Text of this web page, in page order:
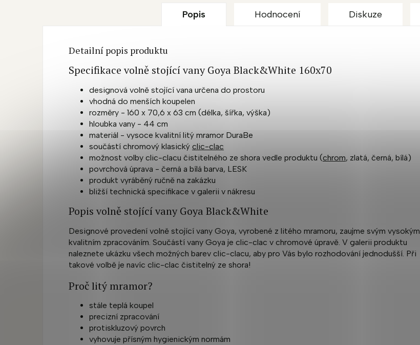
Popis Hodnocení Diskuze
Detailní popis produktu
Specifikace volně stojící vany Goya Black&White 160x70
designová volně stojící vana určena do prostoru
vhodná do menších koupelen
rozměry - 160 x 70,6 x 63 cm (délka, šířka, výška)
hloubka vany - 44 cm
materiál - vysoce kvalitní litý mramor DuraBe
součástí chromový klasický clic-clac
možnost volby clic-clacu čistitelného ze shora vedle produktu (chrom, zlatá, černá, bílá)
povrchová úprava - černá a bílá barva, LESK
produkt vyráběný ručně na zakázku
bližší technická specifikace v galerii v nákresu
Popis volně stojící vany Goya Black&White
Designové provedení volně stojící vany Goya, vyrobené z litého mramoru, zaujme svým vysokým
kvalitním zpracováním. Součástí vany Goya je clic-clac v chromové úpravě. V galerii produktu
naleznete ukázku všech možných barev clic-clacu, aby pro Vás bylo rozhodování jednodušší. Při
takové volbě je navíc clic-clac čistitelný ze shora!
Proč litý mramor?
stále teplá koupel
precizní zpracování
protiskluzový povrch
vyhovuje přísným hygienickým normám